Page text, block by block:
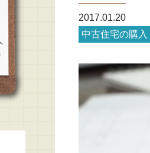
2017.01.20
中古住宅の購入